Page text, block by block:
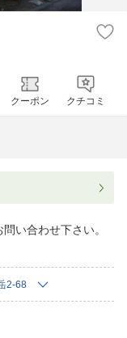
クーポン クチコミ
い合わせ下さい。
2-68